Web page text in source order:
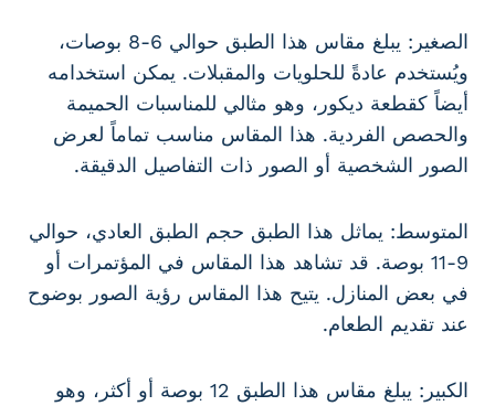
الصغير: يبلغ مقاس هذا الطبق حوالي 6-8 بوصات،
ويُستخدم عادةً للحلويات والمقبلات. يمكن استخدامه
أيضاً كقطعة ديكور، وهو مثالي للمناسبات الحميمة
والحصص الفردية. هذا المقاس مناسب تماماً لعرض
الصور الشخصية أو الصور ذات التفاصيل الدقيقة.
المتوسط: يماثل هذا الطبق حجم الطبق العادي، حوالي
9-11 بوصة. قد تشاهد هذا المقاس في المؤتمرات أو
في بعض المنازل. يتيح هذا المقاس رؤية الصور بوضوح
عند تقديم الطعام.
الكبير: يبلغ مقاس هذا الطبق 12 بوصة أو أكثر، وهو